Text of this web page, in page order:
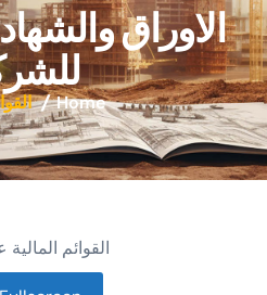
الاوراق
Home
القوائم المالية عام